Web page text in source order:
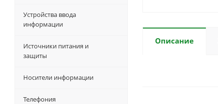
Описание
Устройства ввода
информации
Источники питания и
защиты
Носители информации
Телефония